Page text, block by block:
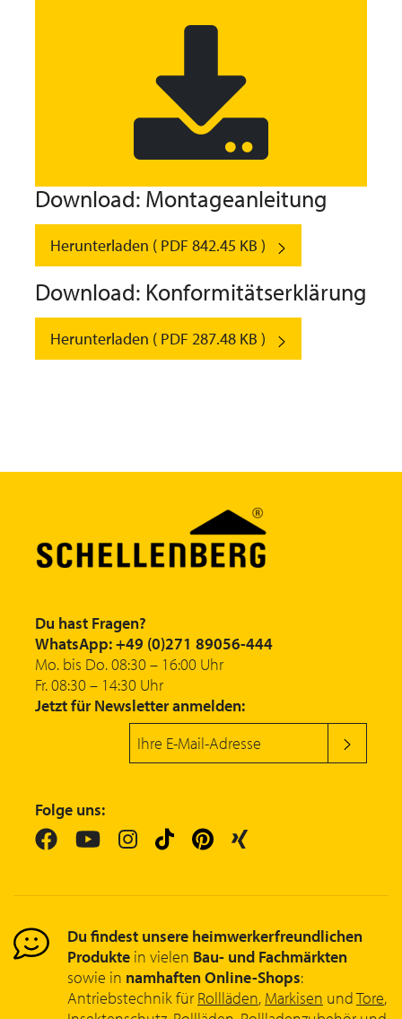
Download: Montageanleitung
Herunterladen ( PDF 842.45 KB )
Download: Konformitätserklärung
Herunterladen ( PDF 287.48 KB )
Du hast Fragen?
WhatsApp: +49 (0)271 89056-444
Mo. bis Do. 08:30 – 16:00 Uhr
Fr. 08:30 – 14:30 Uhr
Jetzt für Newsletter anmelden:
Folge uns:
Du findest unsere heimwerkerfreundlichen
Produkte in vielen Bau- und Fachmärkten
sowie in namhaften Online-Shops:
Antriebstechnik für Rollläden, Markisen undTore,